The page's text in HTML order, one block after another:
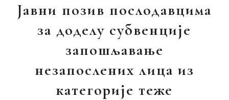
Јавни позив послодавцима
за доделу субвенције
запошљавање
незапослених лица из
категорије теже